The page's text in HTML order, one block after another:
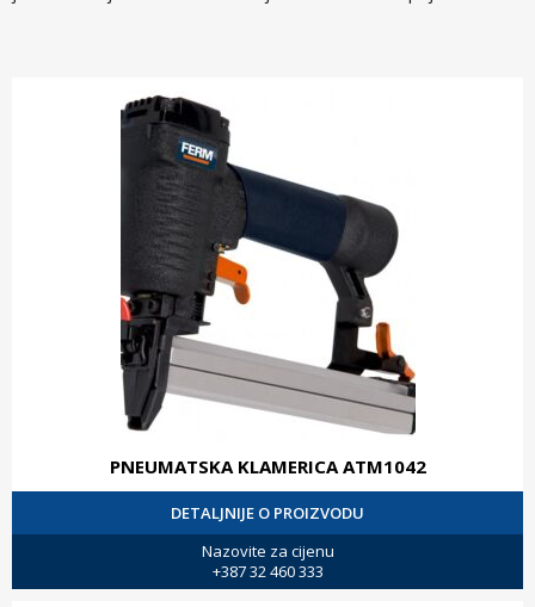
PNEUMATSKA KLAMERICA ATM1042
DETALJNIJE O PROIZVODU
Nazovite za cijenu
+387 32 460 333